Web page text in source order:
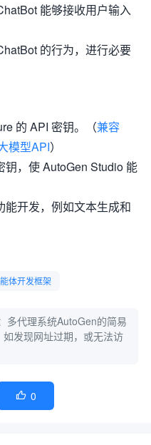
能够接收用户输入
的行为，进行必要
的 API 密钥。（兼容
模型API）
钥，使 AutoGen Studio 能
能开发，例如文本生成和
体开发框架
多代理系统AutoGen的简易
发现网址过期，或无法访
 0